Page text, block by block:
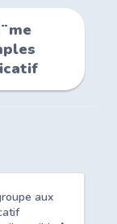
aux